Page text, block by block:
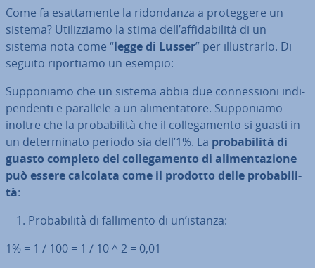
Come fa esat­ta­men­te la ri­don­dan­za a pro­teg­ge­re un
sistema? Uti­liz­zia­mo la stima dell’af­fi­da­bi­li­tà di un
sistema nota come “legge di Lusser” per il­lu­strar­lo. Di
seguito ri­por­tia­mo un esempio:
Sup­po­nia­mo che un sistema abbia due con­nes­sio­ni in­di­
pen­den­ti e parallele a un ali­men­ta­to­re. Sup­po­nia­mo
inoltre che la pro­ba­bi­li­tà che il col­le­ga­men­to si guasti in
un de­ter­mi­na­to periodo sia dell’1%. La pro­ba­bi­li­tà di
guasto completo del col­le­ga­men­to di ali­men­ta­zio­ne
può essere calcolata come il prodotto delle pro­ba­bi­li­
tà:
Pro­ba­bi­li­tà di fal­li­men­to di un’istanza:
1% = 1 / 100 = 1 / 10 ^ 2 = 0,01